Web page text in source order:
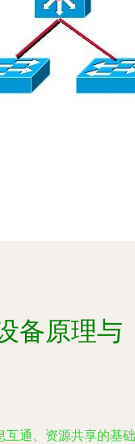
备原理与
互通、资源共享的基础